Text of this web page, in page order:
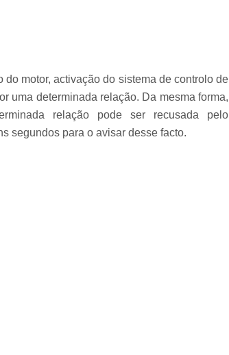
motor, activação do sistema de controlo de
uma determinada relação. Da mesma forma,
relação pode ser recusada pelo
segundos para o avisar desse facto.